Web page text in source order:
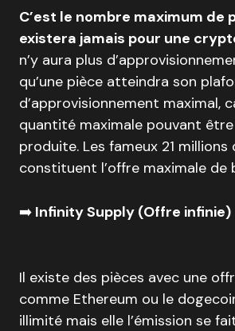
C’est le nombre maximum de
existera jamais pour une
n’y aura plus
qu’une pièce atteindra son
d’approvisionnement maximal,
quantité maximale pouvant
produite. Les fameux 21
constituent l’offre maximale de
➡️ Infinity Supply (Offre infinie)
Il existe des pièces avec une
comme Ethereum ou le
illimité mais elle l’émission se